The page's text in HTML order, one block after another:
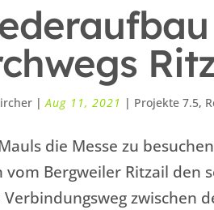
|Aug 11, 2021 | Projekte 7.5,
die Messe zu
vom Bergweiler Ritzail den
Verbindungsweg zwischen